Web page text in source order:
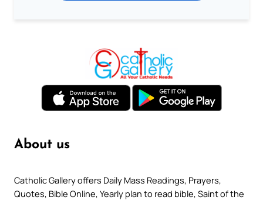
About us
Catholic Gallery offers Daily Mass Readings, Prayers,
Quotes, Bible Online, Yearly plan to read bible, Saint of the